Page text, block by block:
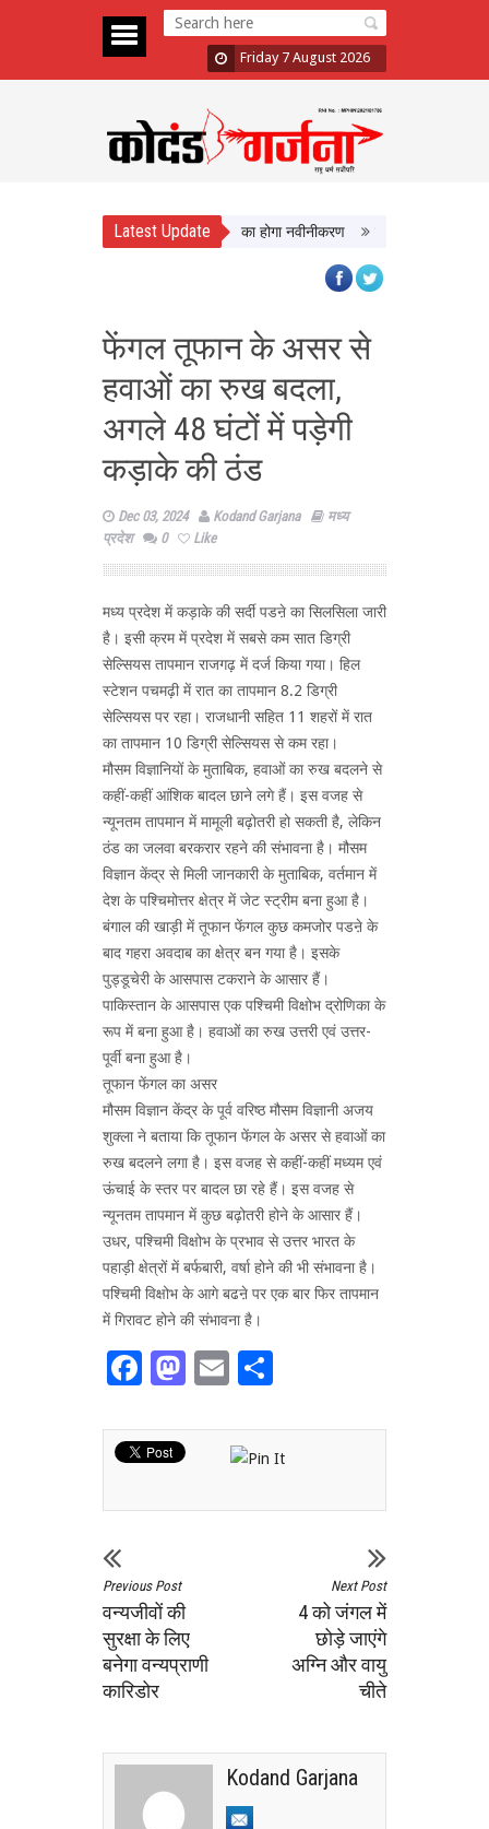
Friday 7 August 2026
Latest Update
मिलेगी बेहतर सुविधा, Hidden Pull का होगा नवीनीकरण एमपी टूरिज्म बोर्ड और
फेंगल तूफान के असर से
हवाओं का रुख बदला,
अगले 48 घंटों में पड़ेगी
कड़ाके की ठंड
Dec 03, 2024 Kodand Garjana
मध्य
प्रदेश
0 Like
मध्य प्रदेश में कड़ाके की सर्दी पडऩे का सिलसिला जारी
है। इसी क्रम में प्रदेश में सबसे कम सात डिग्री
सेल्सियस तापमान राजगढ़ में दर्ज किया गया। हिल
स्टेशन पचमढ़ी में रात का तापमान 8.2 डिग्री
सेल्सियस पर रहा। राजधानी सहित 11 शहरों में रात
का तापमान 10 डिग्री सेल्सियस से कम रहा।
मौसम विज्ञानियों के मुताबिक, हवाओं का रुख बदलने से
कहीं-कहीं आंशिक बादल छाने लगे हैं। इस वजह से
न्यूनतम तापमान में मामूली बढ़ोतरी हो सकती है, लेकिन
ठंड का जलवा बरकरार रहने की संभावना है। मौसम
विज्ञान केंद्र से मिली जानकारी के मुताबिक, वर्तमान में
देश के पश्चिमोत्तर क्षेत्र में जेट स्ट्रीम बना हुआ है।
बंगाल की खाड़ी में तूफान फेंगल कुछ कमजोर पडऩे के
बाद गहरा अवदाब का क्षेत्र बन गया है। इसके
पुड्डूचेरी के आसपास टकराने के आसार हैं।
पाकिस्तान के आसपास एक पश्चिमी विक्षोभ द्रोणिका के
रूप में बना हुआ है। हवाओं का रुख उत्तरी एवं उत्तर-
पूर्वी बना हुआ है।
तूफान फेंगल का असर
मौसम विज्ञान केंद्र के पूर्व वरिष्ठ मौसम विज्ञानी अजय
शुक्ला ने बताया कि तूफान फेंगल के असर से हवाओं का
रुख बदलने लगा है। इस वजह से कहीं-कहीं मध्यम एवं
ऊंचाई के स्तर पर बादल छा रहे हैं। इस वजह से
न्यूनतम तापमान में कुछ बढ़ोतरी होने के आसार हैं।
उधर, पश्चिमी विक्षोभ के प्रभाव से उत्तर भारत के
पहाड़ी क्षेत्रों में बर्फबारी, वर्षा होने की भी संभावना है।
पश्चिमी विक्षोभ के आगे बढऩे पर एक बार फिर तापमान
में गिरावट होने की संभावना है।
Facebook
Mastodon
Email
Previous Post
वन्यजीवों की
सुरक्षा के लिए
बनेगा वन्यप्राणी
कारिडोर
Next Post
4 को जंगल में
छोड़े जाएंगे
अग्नि और वायु
चीते
Kodand Garjana